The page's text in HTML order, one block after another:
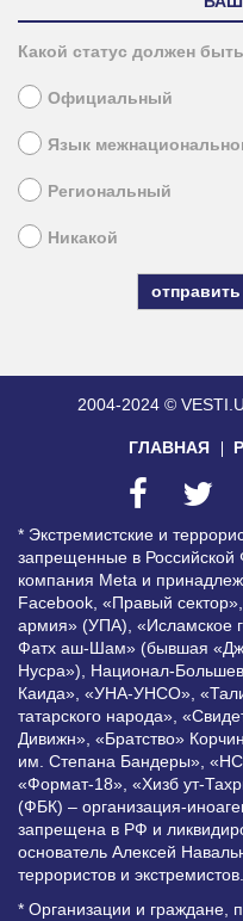
Какой статус должен
Официальный
Язык
Региональный
Никакой
2004-2024 ©
ГЛАВНАЯ
* Экстремистские и
запрещенные в
компания Meta и
Facebook, «Правый
армия» (УПА), «Исламское
Фатх аш-Шам» (бывшая
Нусра»), Национал-
Каида», «УНА-УНСО»,
татарского народа»,
Дивижн», «Братство»
им. Степана Бандеры»,
«Формат-18», «Хизб ут-
(ФБК) – организация-
запрещена в РФ и
основатель Алексей
террористов и экстремистов.
* Организации и